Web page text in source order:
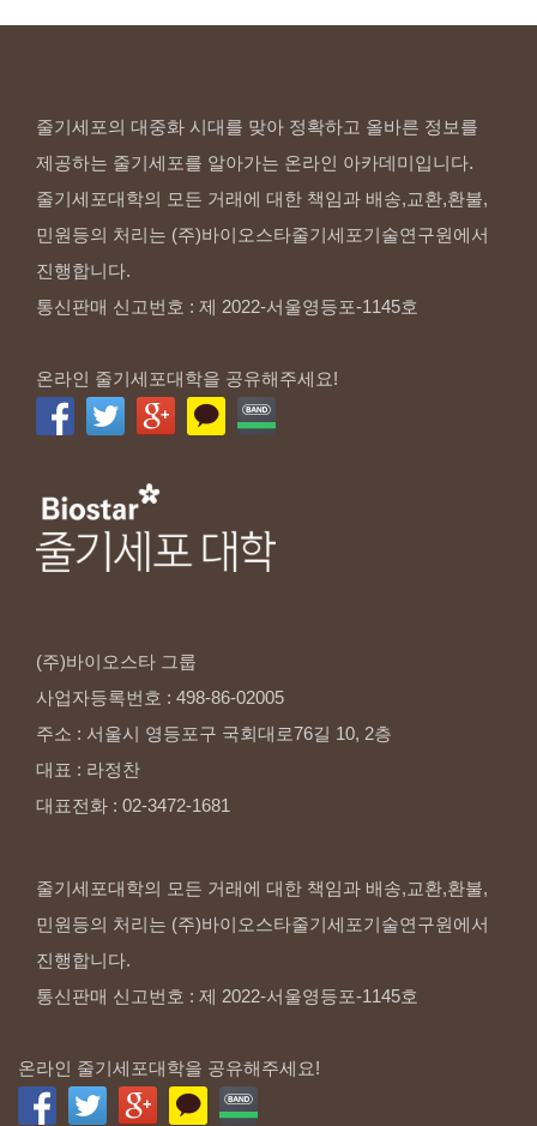
줄기세포의 대중화 시대를 맞아 정확하고 올바른 정보를
제공하는 줄기세포를 알아가는 온라인 아카데미입니다.
줄기세포대학의 모든 거래에 대한 책임과 배송,교환,환불,
민원등의 처리는 (주)바이오스타줄기세포기술연구원에서
진행합니다.
통신판매 신고번호 : 제 2022-서울영등포-1145호
온라인 줄기세포대학을 공유해주세요!
(주)바이오스타 그룹
사업자등록번호 : 498-86-02005
주소 : 서울시 영등포구 국회대로76길 10, 2층
대표 : 라정찬
대표전화 : 02-3472-1681
줄기세포대학의 모든 거래에 대한 책임과 배송,교환,환불,
민원등의 처리는 (주)바이오스타줄기세포기술연구원에서
진행합니다.
통신판매 신고번호 : 제 2022-서울영등포-1145호
온라인 줄기세포대학을 공유해주세요!